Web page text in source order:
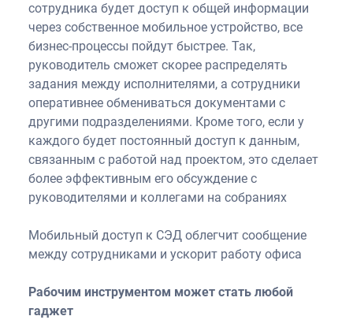
сотрудника будет доступ к общей информации
через собственное мобильное устройство, все
бизнес-процессы пойдут быстрее. Так,
руководитель сможет скорее распределять
задания между исполнителями, а сотрудники
оперативнее обмениваться документами с
другими подразделениями. Кроме того, если у
каждого будет постоянный доступ к данным,
связанным с работой над проектом, это сделает
более эффективным его обсуждение с
руководителями и коллегами на собраниях
Мобильный доступ к СЭД облегчит сообщение
между сотрудниками и ускорит работу офиса
Рабочим инструментом может стать любой
гаджет